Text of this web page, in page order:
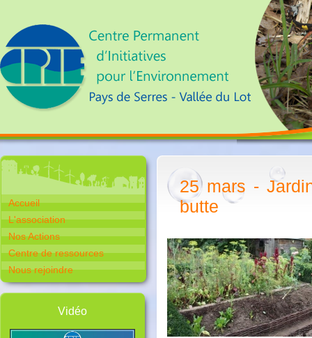
Accueil
L'association
Nos Actions
Centre de ressources
Nous rejoindre
Vidéo
25 mars -
butte